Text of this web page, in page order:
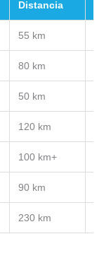
Distancia
55 km
80 km
50 km
120 km
100 km+
90 km
230 km